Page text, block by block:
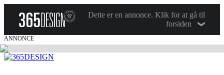
Dette er en annonce. Klik for at gå til
forsiden
ANNONCE